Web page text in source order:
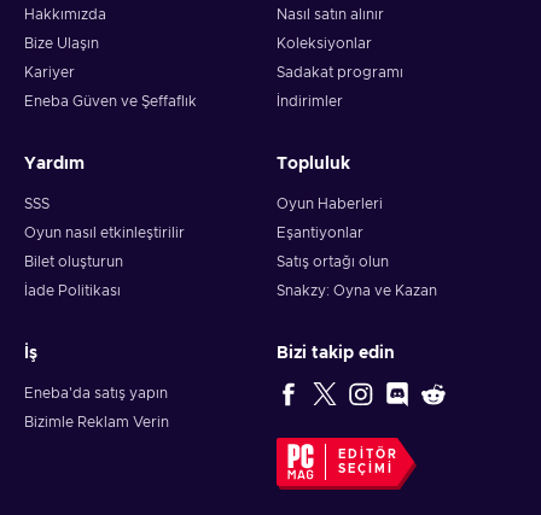
Hakkımızda
Bize Ulaşın
Kariyer
Eneba Güven ve Şeffaflık
Nasıl satın alınır
Koleksiyonlar
Sadakat programı
İndirimler
Yardım
SSS
Oyun nasıl etkinleştirilir
Bilet oluşturun
İade Politikası
Topluluk
Oyun Haberleri
Eşantiyonlar
Satış ortağı olun
Snakzy: Oyna ve Kazan
İş
Eneba'da satış yapın
Bizimle Reklam Verin
Bizi takip edin
EDITÖR
SEÇIMI